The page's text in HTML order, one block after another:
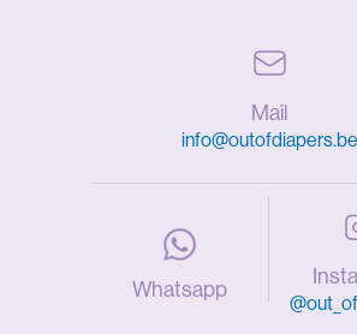
Mail
info@outofdiapers.be
Whatsapp